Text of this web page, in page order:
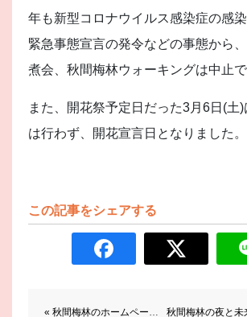
年も新型コロナウイルス感染症の感染
緊急事態宣言の発令などの事態から
煮会、秋間梅林ウォーキングは中止で
また、開花祭予定日だった3月6日(土
は行わず、開花宣言日となりました。
この記事をシェアする
« 秋間梅林のホームページができました！